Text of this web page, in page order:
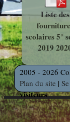
Liste des
scolaires 5°
2019
2005 - 2026
Plan du site |
visiteurs